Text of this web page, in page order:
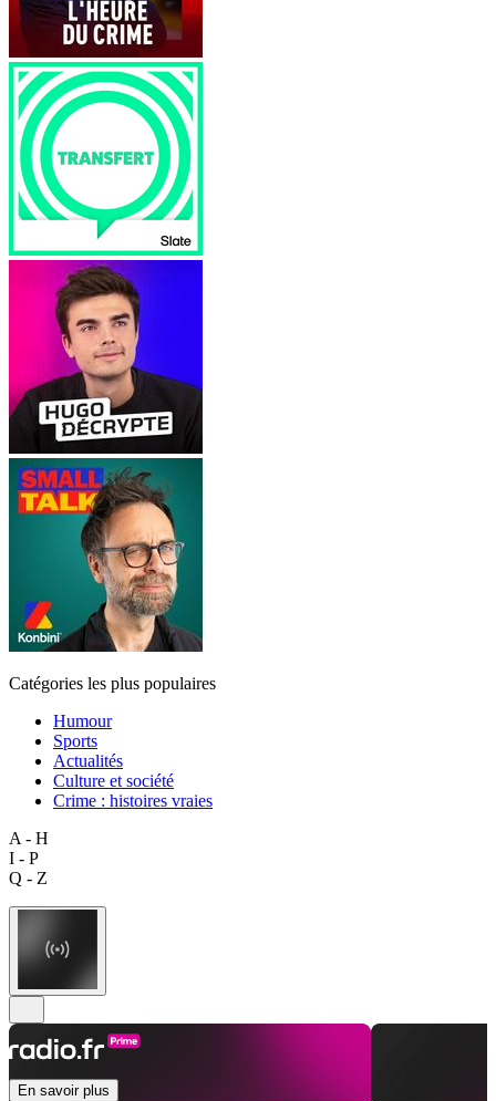
Catégories les plus populaires
Humour
Sports
Actualités
Culture et société
Crime : histoires vraies
A - H
I - P
Q - Z
En savoir plus